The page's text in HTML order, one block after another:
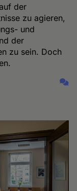
der
zu agieren,
und
der
zu sein. Doch